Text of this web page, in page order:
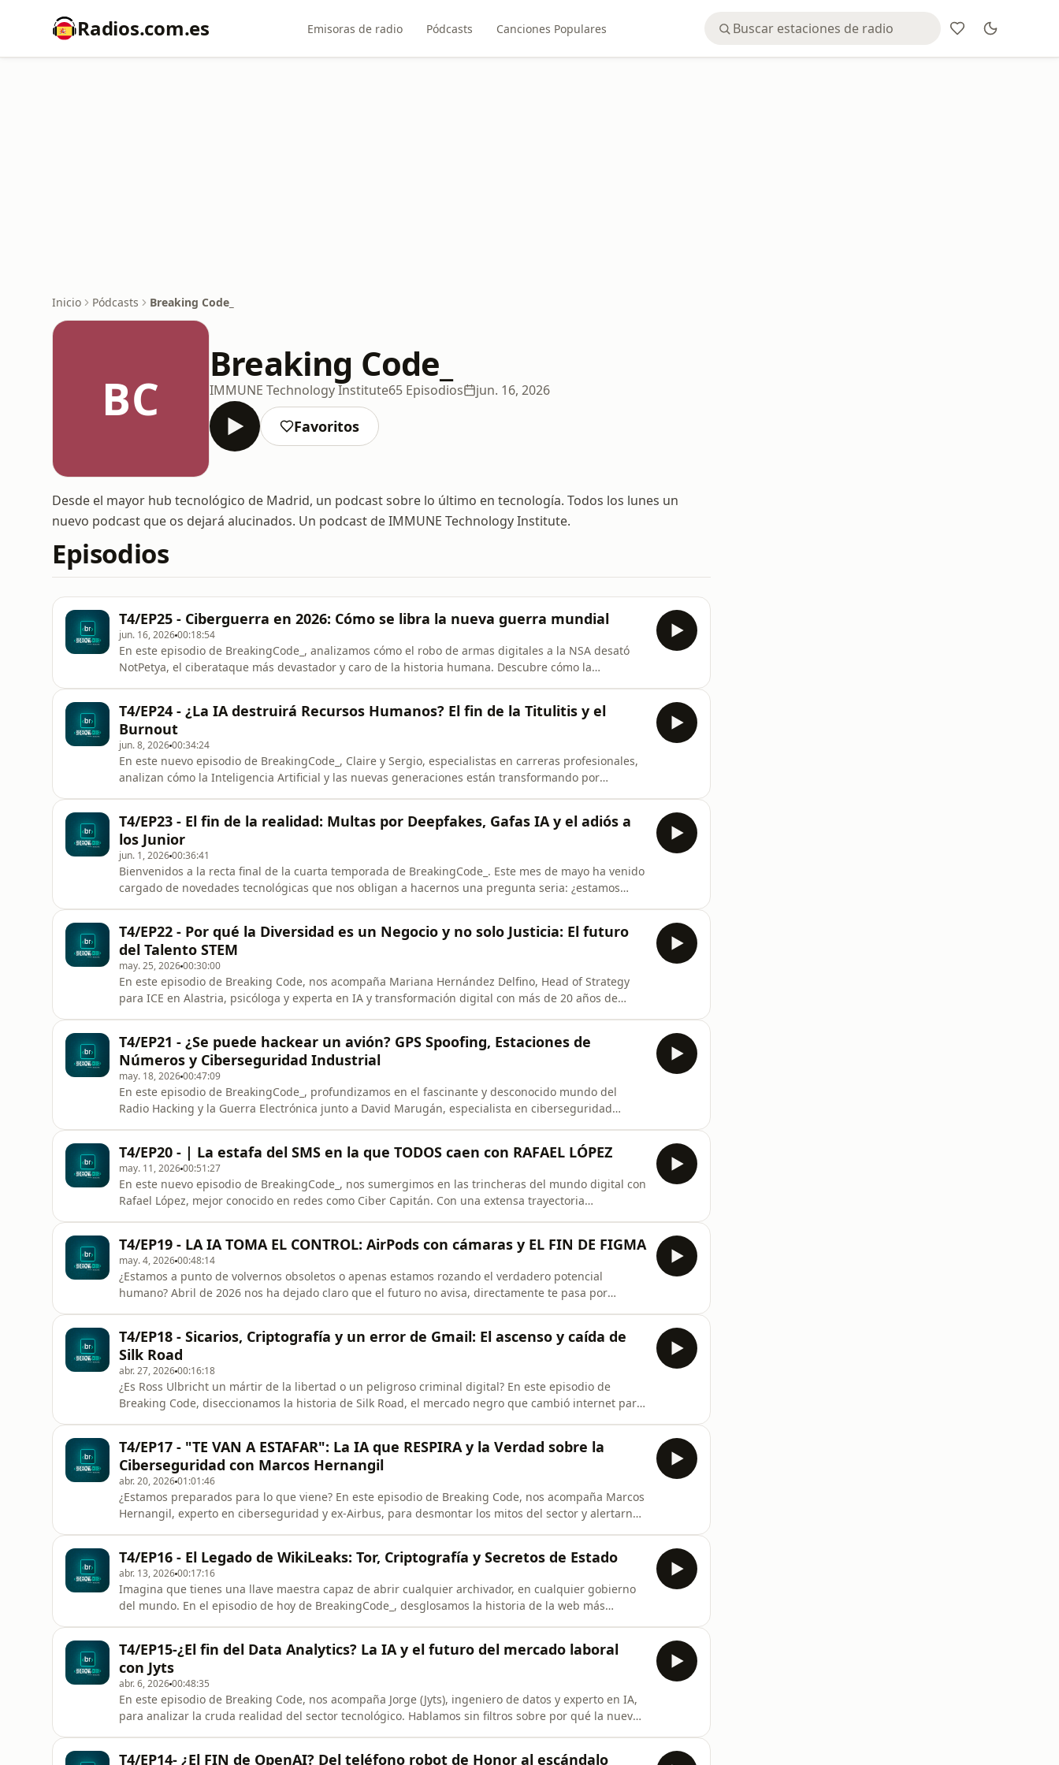
Radios.com.es Emisoras de radio Pódcasts Canciones Populares
Inicio Pódcasts Breaking Code_
BC
Breaking Code_
IMMUNE Technology Institute65 Episodios jun. 16, 2026
Favoritos
Desde el mayor hub tecnológico de Madrid, un podcast sobre lo último en tecnología. Todos los lunes un
nuevo podcast que os dejará alucinados. Un podcast de IMMUNE Technology Institute.
Episodios
T4/EP25 - Ciberguerra en 2026: Cómo se libra la nueva guerra mundial
jun. 16, 202600:18:54
En este episodio de BreakingCode_, analizamos cómo el robo de armas digitales a la NSA desató
NotPetya, el ciberataque más devastador y caro de la historia humana. Descubre cómo la
exploramos los orígene
T4/EP24 - ¿La IA destruirá Recursos Humanos? El fin de la Titulitis y el
Burnout
jun. 8, 202600:34:24
En este nuevo episodio de BreakingCode_, Claire y Sergio, especialistas en carreras profesionales,
analizan cómo la Inteligencia Artificial y las nuevas generaciones están transformando por
&quot;titulitis&quot; frente a
T4/EP23 - El fin de la realidad: Multas por Deepfakes, Gafas IA y el adiós a
los Junior
jun. 1, 202600:36:41
Bienvenidos a la recta final de la cuarta temporada de BreakingCode_. Este mes de mayo ha venido
cargado de novedades tecnológicas que nos obligan a hacernos una pregunta seria: ¿estamos
inteligencias artificiales capaces de
T4/EP22 - Por qué la Diversidad es un Negocio y no solo Justicia: El futuro
del Talento STEM
may. 25, 202600:30:00
En este episodio de Breaking Code, nos acompaña Mariana Hernández Delfino, Head of Strategy
para ICE en Alastria, psicóloga y experta en IA y transformación digital con más de 20 años de
creencias limitantes fre
T4/EP21 - ¿Se puede hackear un avión? GPS Spoofing, Estaciones de
Números y Ciberseguridad Industrial
may. 18, 202600:47:09
En este episodio de BreakingCode_, profundizamos en el fascinante y desconocido mundo del
Radio Hacking y la Guerra Electrónica junto a David Marugán, especialista en ciberseguridad
&quot;Hacking práctico de redes WiFi y radiofrecuencia&quot; y &quot;Hacking con ingeniería
social&quot;, nos explica por qué la r
T4/EP20 - | La estafa del SMS en la que TODOS caen con RAFAEL LÓPEZ
may. 11, 202600:51:27
En este nuevo episodio de BreakingCode_, nos sumergimos en las trincheras del mundo digital con
Rafael López, mejor conocido en redes como Ciber Capitán. Con una extensa trayectoria
lo largo de esta ch
T4/EP19 - LA IA TOMA EL CONTROL: AirPods con cámaras y EL FIN DE FIGMA
may. 4, 202600:48:14
¿Estamos a punto de volvernos obsoletos o apenas estamos rozando el verdadero potencial
humano? Abril de 2026 nos ha dejado claro que el futuro no avisa, directamente te pasa por
guion de un capítulo de Black
T4/EP18 - Sicarios, Criptografía y un error de Gmail: El ascenso y caída de
Silk Road
abr. 27, 202600:16:18
¿Es Ross Ulbricht un mártir de la libertad o un peligroso criminal digital? En este episodio de
Breaking Code, diseccionamos la historia de Silk Road, el mercado negro que cambió internet para
cifrado Tor y transacc
T4/EP17 - "TE VAN A ESTAFAR": La IA que RESPIRA y la Verdad sobre la
Ciberseguridad con Marcos Hernangil
abr. 20, 202601:01:46
¿Estamos preparados para lo que viene? En este episodio de Breaking Code, nos acompaña Marcos
Hernangil, experto en ciberseguridad y ex-Airbus, para desmontar los mitos del sector y alertarnos
Artificial está s
T4/EP16 - El Legado de WikiLeaks: Tor, Criptografía y Secretos de Estado
abr. 13, 202600:17:16
Imagina que tienes una llave maestra capaz de abrir cualquier archivador, en cualquier gobierno
del mundo. En el episodio de hoy de BreakingCode_, desglosamos la historia de la web más
bajo la filosofía hacker ori
T4/EP15-¿El fin del Data Analytics? La IA y el futuro del mercado laboral
con Jyts
abr. 6, 202600:48:35
En este episodio de Breaking Code, nos acompaña Jorge (Jyts), ingeniero de datos y experto en IA,
para analizar la cruda realidad del sector tecnológico. Hablamos sin filtros sobre por qué la nueva
T4/EP14- ¿El FIN de OpenAI? Del teléfono robot de Honor al escándalo